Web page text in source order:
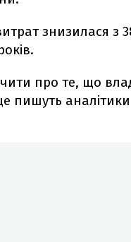
знизилася з
про те, що
пишуть аналітики